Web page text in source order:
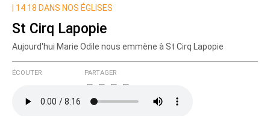
14 18 DANS NOS ÉGLISES
St Cirq Lapopie
Aujourd'hui Marie Odile nous emmène à St Cirq Lapopie
ÉCOUTER PARTAGER